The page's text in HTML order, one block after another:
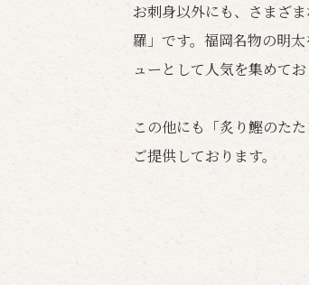
お刺身以外にも、さまざ
羅」です。福岡名物の明
ューとして人気を集めてお
この他にも「炙り鰹のた
ご提供しております。